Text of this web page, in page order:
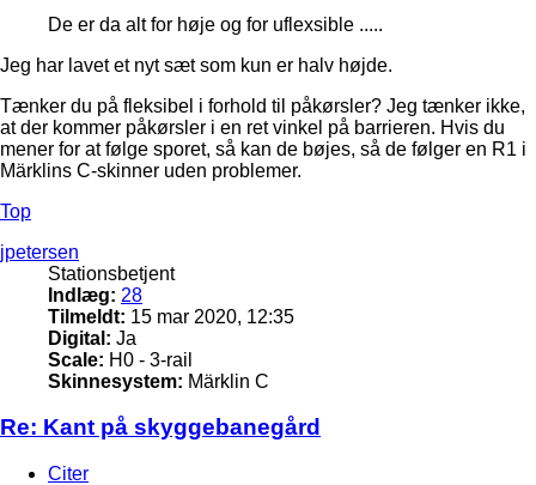
De er da alt for høje og for uflexsible .....
Jeg har lavet et nyt sæt som kun er halv højde.
Tænker du på fleksibel i forhold til påkørsler? Jeg tænker ikke,
at der kommer påkørsler i en ret vinkel på barrieren. Hvis du
mener for at følge sporet, så kan de bøjes, så de følger en R1 i
Märklins C-skinner uden problemer.
Top
jpetersen
Stationsbetjent
Indlæg: 28
Tilmeldt: 15 mar 2020, 12:35
Digital: Ja
Scale: H0 - 3-rail
Skinnesystem: Märklin C
Re: Kant på skyggebanegård
Citer